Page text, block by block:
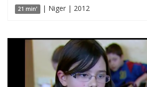
21 min' | Niger | 2012